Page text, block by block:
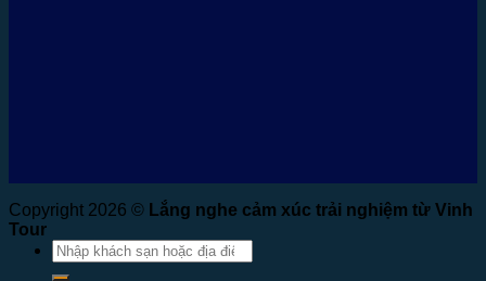
Copyright 2026 © Lắng nghe cảm xúc trải nghiệm từ Vinh
Tour
Tìm
kiếm: